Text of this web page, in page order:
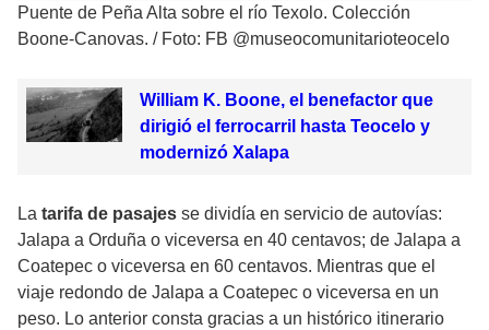
Puente de Peña Alta sobre el río Texolo. Colección
Boone-Canovas. / Foto: FB @museocomunitarioteocelo
William K. Boone, el benefactor que
dirigió el ferrocarril hasta Teocelo y
modernizó Xalapa
La tarifa de pasajes se dividía en servicio de autovías:
Jalapa a Orduña o viceversa en 40 centavos; de Jalapa a
Coatepec o viceversa en 60 centavos. Mientras que el
viaje redondo de Jalapa a Coatepec o viceversa en un
peso. Lo anterior consta gracias a un histórico itinerario